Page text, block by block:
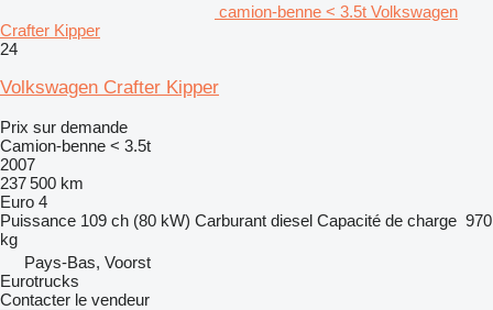
camion-benne < 3.5t Volkswagen
Crafter Kipper
24
Volkswagen Crafter Kipper
Prix sur demande
Camion-benne < 3.5t
2007
237 500 km
Euro 4
Puissance 109 ch (80 kW) Carburant diesel Capacité de charge 970
kg
Pays-Bas, Voorst
Eurotrucks
Contacter le vendeur